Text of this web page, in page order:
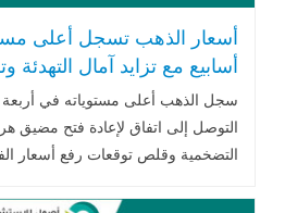
أسعار الذهب تسجل أعلى
أسابيع مع تزايد آمال التهدئة
الأمريكية
سجل الذهب أعلى مستوياته في أربعة
التوصل إلى اتفاق لإعادة فتح مضيق
التضخمية وقلص توقعات رفع أسعار